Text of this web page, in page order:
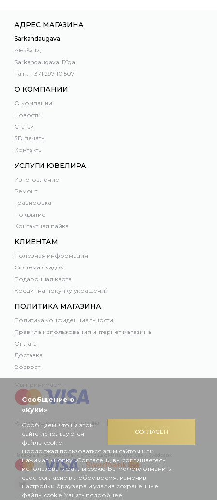
АДРЕС МАГАЗИНА
Sarkandaugava
Alekša 12,
Sarkandaugava, Rīga
Tālr.: + 371 297 10 507
О КОМПАНИИ
О компании
Новости
Статьи
3D печать
Контакты
УСЛУГИ ЮВЕЛИРА
Изготовление
Ремонт
Гравировка
Покрытие
Контактная пайка
КЛИЕНТАМ
Полезная информация
Система скидок
Подарочная карта
Кредит на покупку украшений
ПОЛИТИКА МАГАЗИНА
Политика конфиденциальности
Правила использования интернет магазина
Оплата
Доставка
Возврат
Разработка интернет-магазина –
Надежные покупки онлайн с помощью Mastercard, Visa и Swedbank
СОГЛАСЕН
Сообщение о
«куки»
Сообщаем, что на этом
сайте используются
файлы cookie.
Продолжая пользоваться этим сайтом или
нажимая кнопку «Согласен», вы соглашаетесь
использовать файлы cookie. Вы можете отменить
свое согласие в любое время, изменив
настройки браузера и удалив сохраненные
файлы cookie. Узнать подробнее